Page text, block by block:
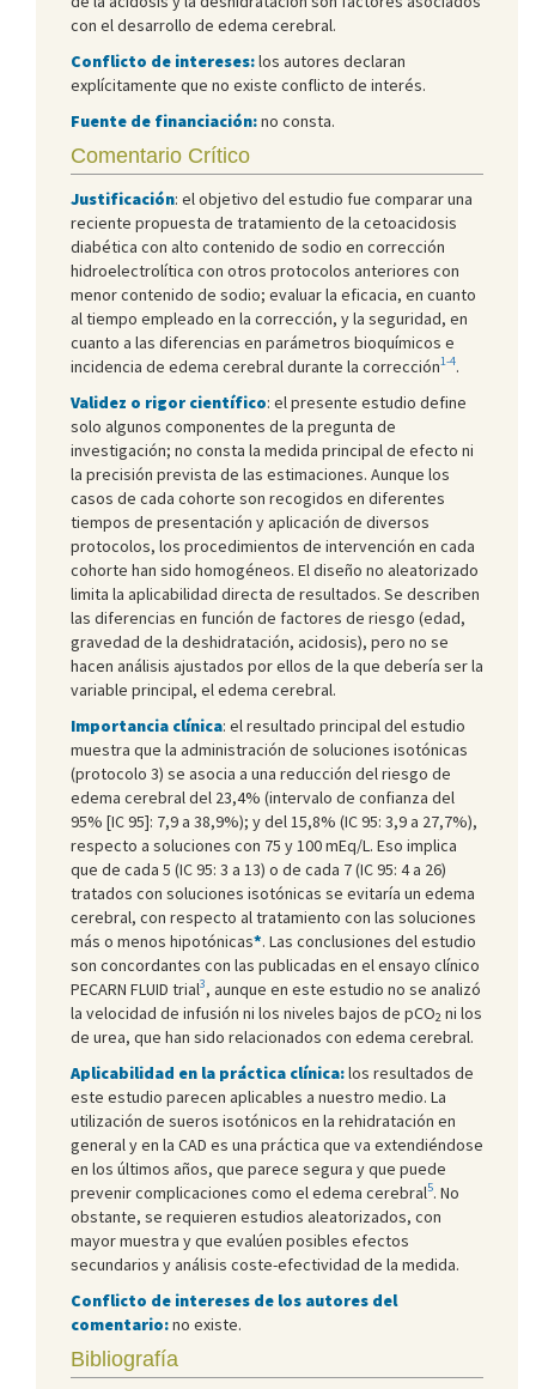
con el desarrollo de edema cerebral.
Conflicto de intereses:los autores declaran
explícitamente que no existe conflicto de interés.
Fuente de financiación:no consta.
Comentario Crítico
Justificación: el objetivo del estudio fue comparar una
reciente propuesta de tratamiento de la cetoacidosis
diabética con alto contenido de sodio en corrección
hidroelectrolítica con otros protocolos anteriores con
menor contenido de sodio; evaluar la eficacia, en cuanto
al tiempo empleado en la corrección, y la seguridad, en
cuanto a las diferencias en parámetros bioquímicos e
incidencia de edema cerebral durante la corrección1-4.
Validez o rigor científico: el presente estudio define
solo algunos componentes de la pregunta de
investigación; no consta la medida principal de efecto ni
la precisión prevista de las estimaciones. Aunque los
casos de cada cohorte son recogidos en diferentes
tiempos de presentación y aplicación de diversos
protocolos, los procedimientos de intervención en cada
cohorte han sido homogéneos. El diseño no aleatorizado
limita la aplicabilidad directa de resultados. Se describen
las diferencias en función de factores de riesgo (edad,
gravedad de la deshidratación, acidosis), pero no se
hacen análisis ajustados por ellos de la que debería ser la
variable principal, el edema cerebral.
Importancia clínica: el resultado principal del estudio
muestra que la administración de soluciones isotónicas
(protocolo 3) se asocia a una reducción del riesgo de
edema cerebral del 23,4% (intervalo de confianza del
95% [IC 95]: 7,9 a 38,9%); y del 15,8% (IC 95: 3,9 a 27,7%),
respecto a soluciones con 75 y 100 mEq/L. Eso implica
que de cada 5 (IC 95: 3 a 13) o de cada 7 (IC 95: 4 a 26)
tratados con soluciones isotónicas se evitaría un edema
cerebral, con respecto al tratamiento con las soluciones
más o menos hipotónicas*. Las conclusiones del estudio
son concordantes con las publicadas en el ensayo clínico
PECARN FLUID trial3, aunque en este estudio no se analizó
la velocidad de infusión ni los niveles bajos de pCO2 ni los
de urea, que han sido relacionados con edema cerebral.
Aplicabilidad en la práctica clínica:los resultados de
este estudio parecen aplicables a nuestro medio. La
utilización de sueros isotónicos en la rehidratación en
general y en la CAD es una práctica que va extendiéndose
en los últimos años, que parece segura y que puede
prevenir complicaciones como el edema cerebral5. No
obstante, se requieren estudios aleatorizados, con
mayor muestra y que evalúen posibles efectos
secundarios y análisis coste-efectividad de la medida.
Conflicto de intereses de los autores del
comentario:no existe.
Bibliografía